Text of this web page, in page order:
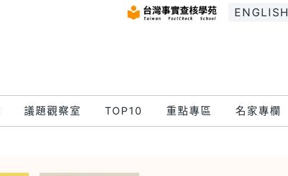
ENGLISH
議題觀察室 TOP10 重點專區 名家專欄